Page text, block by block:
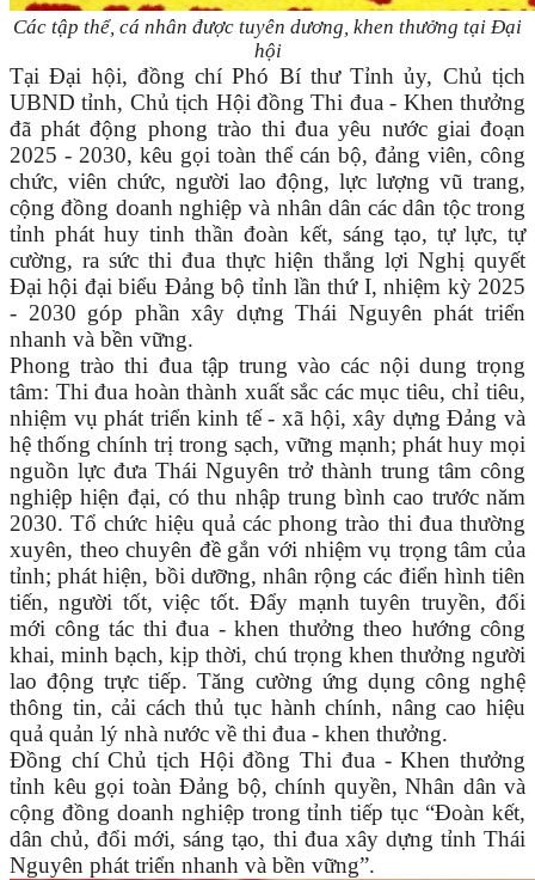
Các tập thể, cá nhân được tuyên dương, khen thưởng tại Đại
hội
Tại Đại hội, đồng chí Phó Bí thư Tỉnh ủy, Chủ tịch
UBND tỉnh, Chủ tịch Hội đồng Thi đua - Khen thưởng
đã phát động phong trào thi đua yêu nước giai đoạn
2025 - 2030, kêu gọi toàn thể cán bộ, đảng viên, công
chức, viên chức, người lao động, lực lượng vũ trang,
cộng đồng doanh nghiệp và nhân dân các dân tộc trong
tỉnh phát huy tinh thần đoàn kết, sáng tạo, tự lực, tự
cường, ra sức thi đua thực hiện thắng lợi Nghị quyết
Đại hội đại biểu Đảng bộ tỉnh lần thứ I, nhiệm kỳ 2025
- 2030 góp phần xây dựng Thái Nguyên phát triển
nhanh và bền vững.
Phong trào thi đua tập trung vào các nội dung trọng
tâm: Thi đua hoàn thành xuất sắc các mục tiêu, chỉ tiêu,
nhiệm vụ phát triển kinh tế - xã hội, xây dựng Đảng và
hệ thống chính trị trong sạch, vững mạnh; phát huy mọi
nguồn lực đưa Thái Nguyên trở thành trung tâm công
nghiệp hiện đại, có thu nhập trung bình cao trước năm
2030. Tổ chức hiệu quả các phong trào thi đua thường
xuyên, theo chuyên đề gắn với nhiệm vụ trọng tâm của
tỉnh; phát hiện, bồi dưỡng, nhân rộng các điển hình tiên
tiến, người tốt, việc tốt. Đẩy mạnh tuyên truyền, đổi
mới công tác thi đua - khen thưởng theo hướng công
khai, minh bạch, kịp thời, chú trọng khen thưởng người
lao động trực tiếp. Tăng cường ứng dụng công nghệ
thông tin, cải cách thủ tục hành chính, nâng cao hiệu
quả quản lý nhà nước về thi đua - khen thưởng.
Đồng chí Chủ tịch Hội đồng Thi đua - Khen thưởng
tỉnh kêu gọi toàn Đảng bộ, chính quyền, Nhân dân và
cộng đồng doanh nghiệp trong tỉnh tiếp tục “Đoàn kết,
dân chủ, đổi mới, sáng tạo, thi đua xây dựng tỉnh Thái
Nguyên phát triển nhanh và bền vững”.